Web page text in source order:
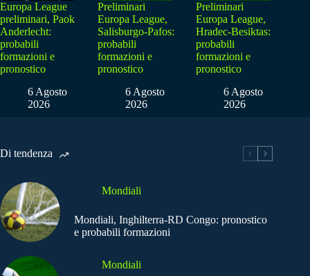
Europa League
preliminari, Paok
Anderlecht:
probabili
formazioni e
pronostico
6 Agosto
2026
Preliminari
Europa League,
Salisburgo-Pafos:
probabili
formazioni e
pronostico
6 Agosto
2026
Preliminari
Europa League,
Hradec-Besiktas:
probabili
formazioni e
pronostico
6 Agosto
2026
Di tendenza
Mondiali
Mondiali, Inghilterra-RD Congo: pronostico
e probabili formazioni
Mondiali